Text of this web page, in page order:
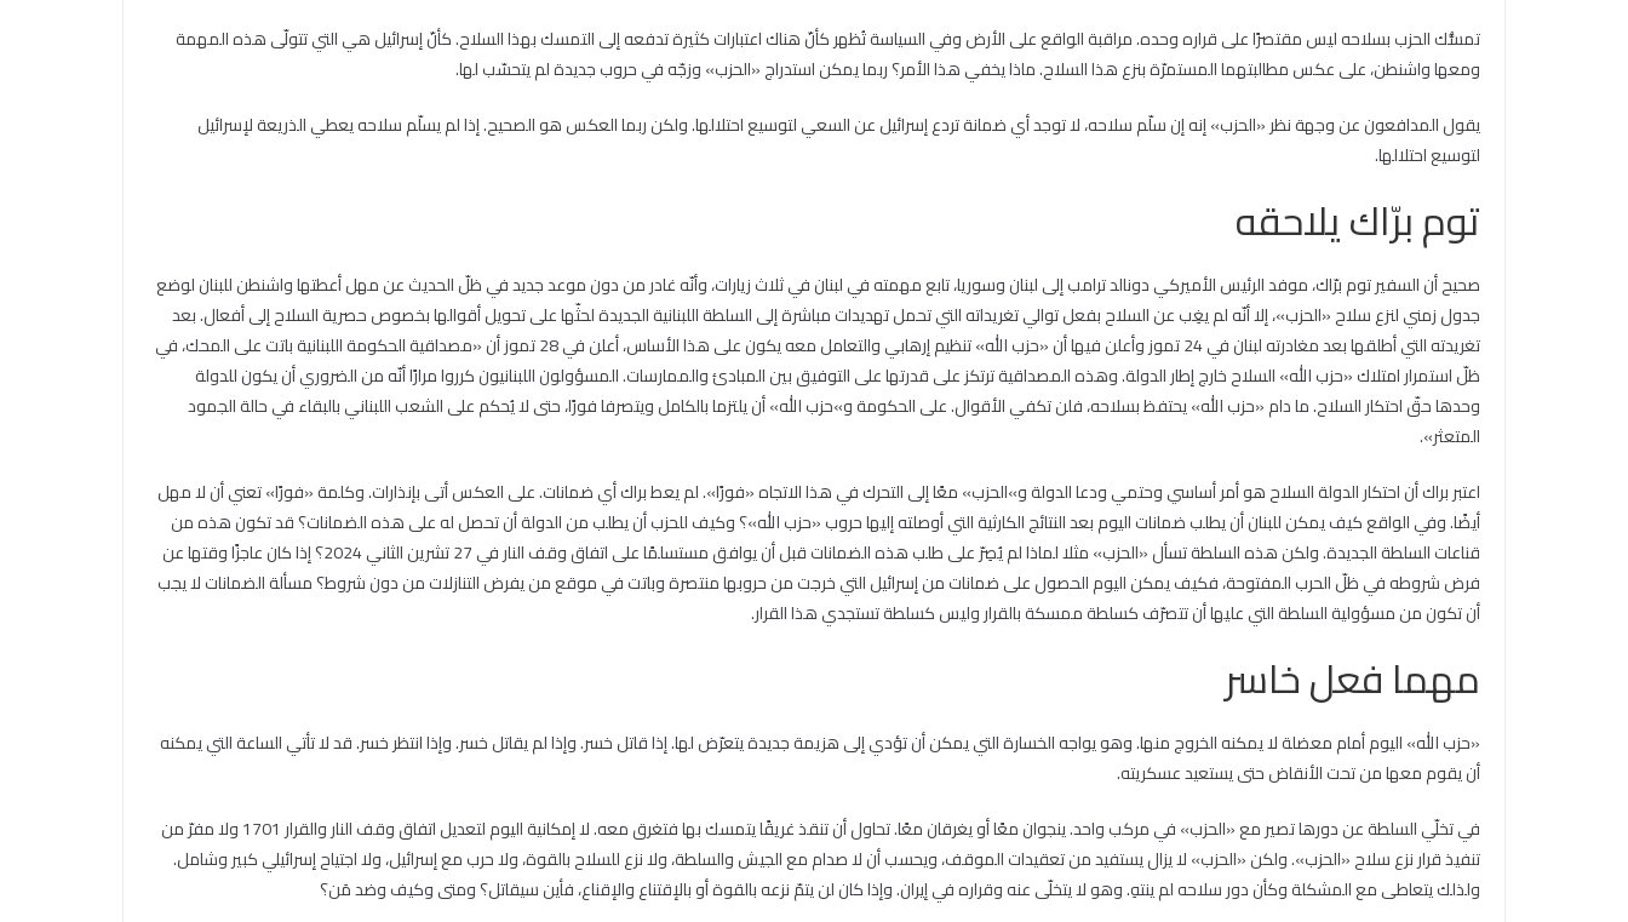
تمسُّك الحزب بسلاحه ليس مقتصرًا على قراره وحده. مراقبة الواقع على الأرض وفي السياسة تُظهر كأنّ هناك اعتبارات كثيرة تدفعه إلى التمسك بهذا السلاح. كأنّ إسرائيل هي التي تتولّى هذه المهمة
ومعها واشنطن، على عكس مطالبتهما المستمرّة بنزع هذا السلاح. ماذا يخفي هذا الأمر؟ ربما يمكن استدراج «الحزب» وزجّه في حروب جديدة لم يتحسّب لها.
يقول المدافعون عن وجهة نظر «الحزب» إنه إن سلّم سلاحه، لا توجد أي ضمانة تردع إسرائيل عن السعي لتوسيع احتلالها. ولكن ربما العكس هو الصحيح. إذا لم يسلّم سلاحه يعطي الذريعة لإسرائيل
لتوسيع احتلالها.
توم برّاك يلاحقه
صحيح أن السفير توم برّاك، موفد الرئيس الأميركي دونالد ترامب إلى لبنان وسوريا، تابع مهمته في لبنان في ثلاث زيارات، وأنّه غادر من دون موعد جديد في ظلّ الحديث عن مهل أعطتها واشنطن للبنان لوضع
جدول زمني لنزع سلاح «الحزب»، إلا أنّه لم يغِب عن السلاح بفعل توالي تغريداته التي تحمل تهديدات مباشرة إلى السلطة اللبنانية الجديدة لحثّها على تحويل أقوالها بخصوص حصرية السلاح إلى أفعال. بعد
تغريدته التي أطلقها بعد مغادرته لبنان في 24 تموز وأعلن فيها أن «حزب الله» تنظيم إرهابي والتعامل معه يكون على هذا الأساس، أعلن في 28 تموز أن «مصداقية الحكومة اللبنانية باتت على المحك، في
ظلّ استمرار امتلاك «حزب الله» السلاح خارج إطار الدولة. وهذه المصداقية ترتكز على قدرتها على التوفيق بين المبادئ والممارسات. المسؤولون اللبنانيون كرروا مرارًا أنّه من الضروري أن يكون للدولة
وحدها حقّ احتكار السلاح. ما دام «حزب الله» يحتفظ بسلاحه، فلن تكفي الأقوال. على الحكومة و»حزب الله» أن يلتزما بالكامل ويتصرفا فورًا، حتى لا يُحكم على الشعب اللبناني بالبقاء في حالة الجمود
المتعثر».
اعتبر براك أن احتكار الدولة السلاح هو أمر أساسي وحتمي ودعا الدولة و»الحزب» معًا إلى التحرك في هذا الاتجاه «فورًا». لم يعط براك أي ضمانات. على العكس أتى بإنذارات. وكلمة «فورًا» تعني أن لا مهل
أيضًا. وفي الواقع كيف يمكن للبنان أن يطلب ضمانات اليوم بعد النتائج الكارثية التي أوصلته إليها حروب «حزب الله»؟ وكيف للحزب أن يطلب من الدولة أن تحصل له على هذه الضمانات؟ قد تكون هذه من
قناعات السلطة الجديدة. ولكن هذه السلطة تسأل «الحزب» مثلا لماذا لم يُصِرّ على طلب هذه الضمانات قبل أن يوافق مستسلمًا على اتفاق وقف النار في 27 تشرين الثاني 2024؟ إذا كان عاجزًا وقتها عن
فرض شروطه في ظلّ الحرب المفتوحة، فكيف يمكن اليوم الحصول على ضمانات من إسرائيل التي خرجت من حروبها منتصرة وباتت في موقع من يفرض التنازلات من دون شروط؟ مسألة الضمانات لا يجب
أن تكون من مسؤولية السلطة التي عليها أن تتصرّف كسلطة ممسكة بالقرار وليس كسلطة تستجدي هذا القرار.
مهما فعل خاسر
«حزب الله» اليوم أمام معضلة لا يمكنه الخروج منها. وهو يواجه الخسارة التي يمكن أن تؤدي إلى هزيمة جديدة يتعرّض لها. إذا قاتل خسر. وإذا لم يقاتل خسر. وإذا انتظر خسر. قد لا تأتي الساعة التي يمكنه
أن يقوم معها من تحت الأنقاض حتى يستعيد عسكريته.
في تخلّي السلطة عن دورها تصير مع «الحزب» في مركب واحد. ينجوان معًا أو يغرقان معًا. تحاول أن تنقذ غريقًا يتمسك بها فتغرق معه. لا إمكانية اليوم لتعديل اتفاق وقف النار والقرار 1701 ولا مفرّ من
تنفيذ قرار نزع سلاح «الحزب». ولكن «الحزب» لا يزال يستفيد من تعقيدات الموقف، ويحسب أن لا صدام مع الجيش والسلطة، ولا نزع للسلاح بالقوة، ولا حرب مع إسرائيل، ولا اجتياح إسرائيلي كبير وشامل.
ولذلك يتعاطى مع المشكلة وكأن دور سلاحه لم ينتهِ. وهو لا يتخلّى عنه وقراره في إيران. وإذا كان لن يتمّ نزعه بالقوة أو بالإقتناع والإقناع، فأين سيقاتل؟ ومتى وكيف وضد مَن؟